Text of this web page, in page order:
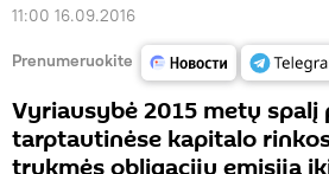
11:00 16.09.2016
Prenumeruokite
Vyriausybė 2015 metų spalį
tarptautinėse kapitalo